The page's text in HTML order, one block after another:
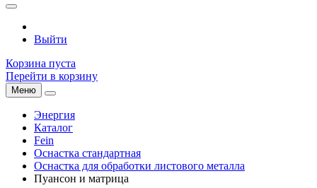
Выйти
Корзина пуста
Перейти в корзину
Меню
Энергия
Каталог
Fein
Оснастка стандартная
Оснастка для обработки листового металла
Пуансон и матрица